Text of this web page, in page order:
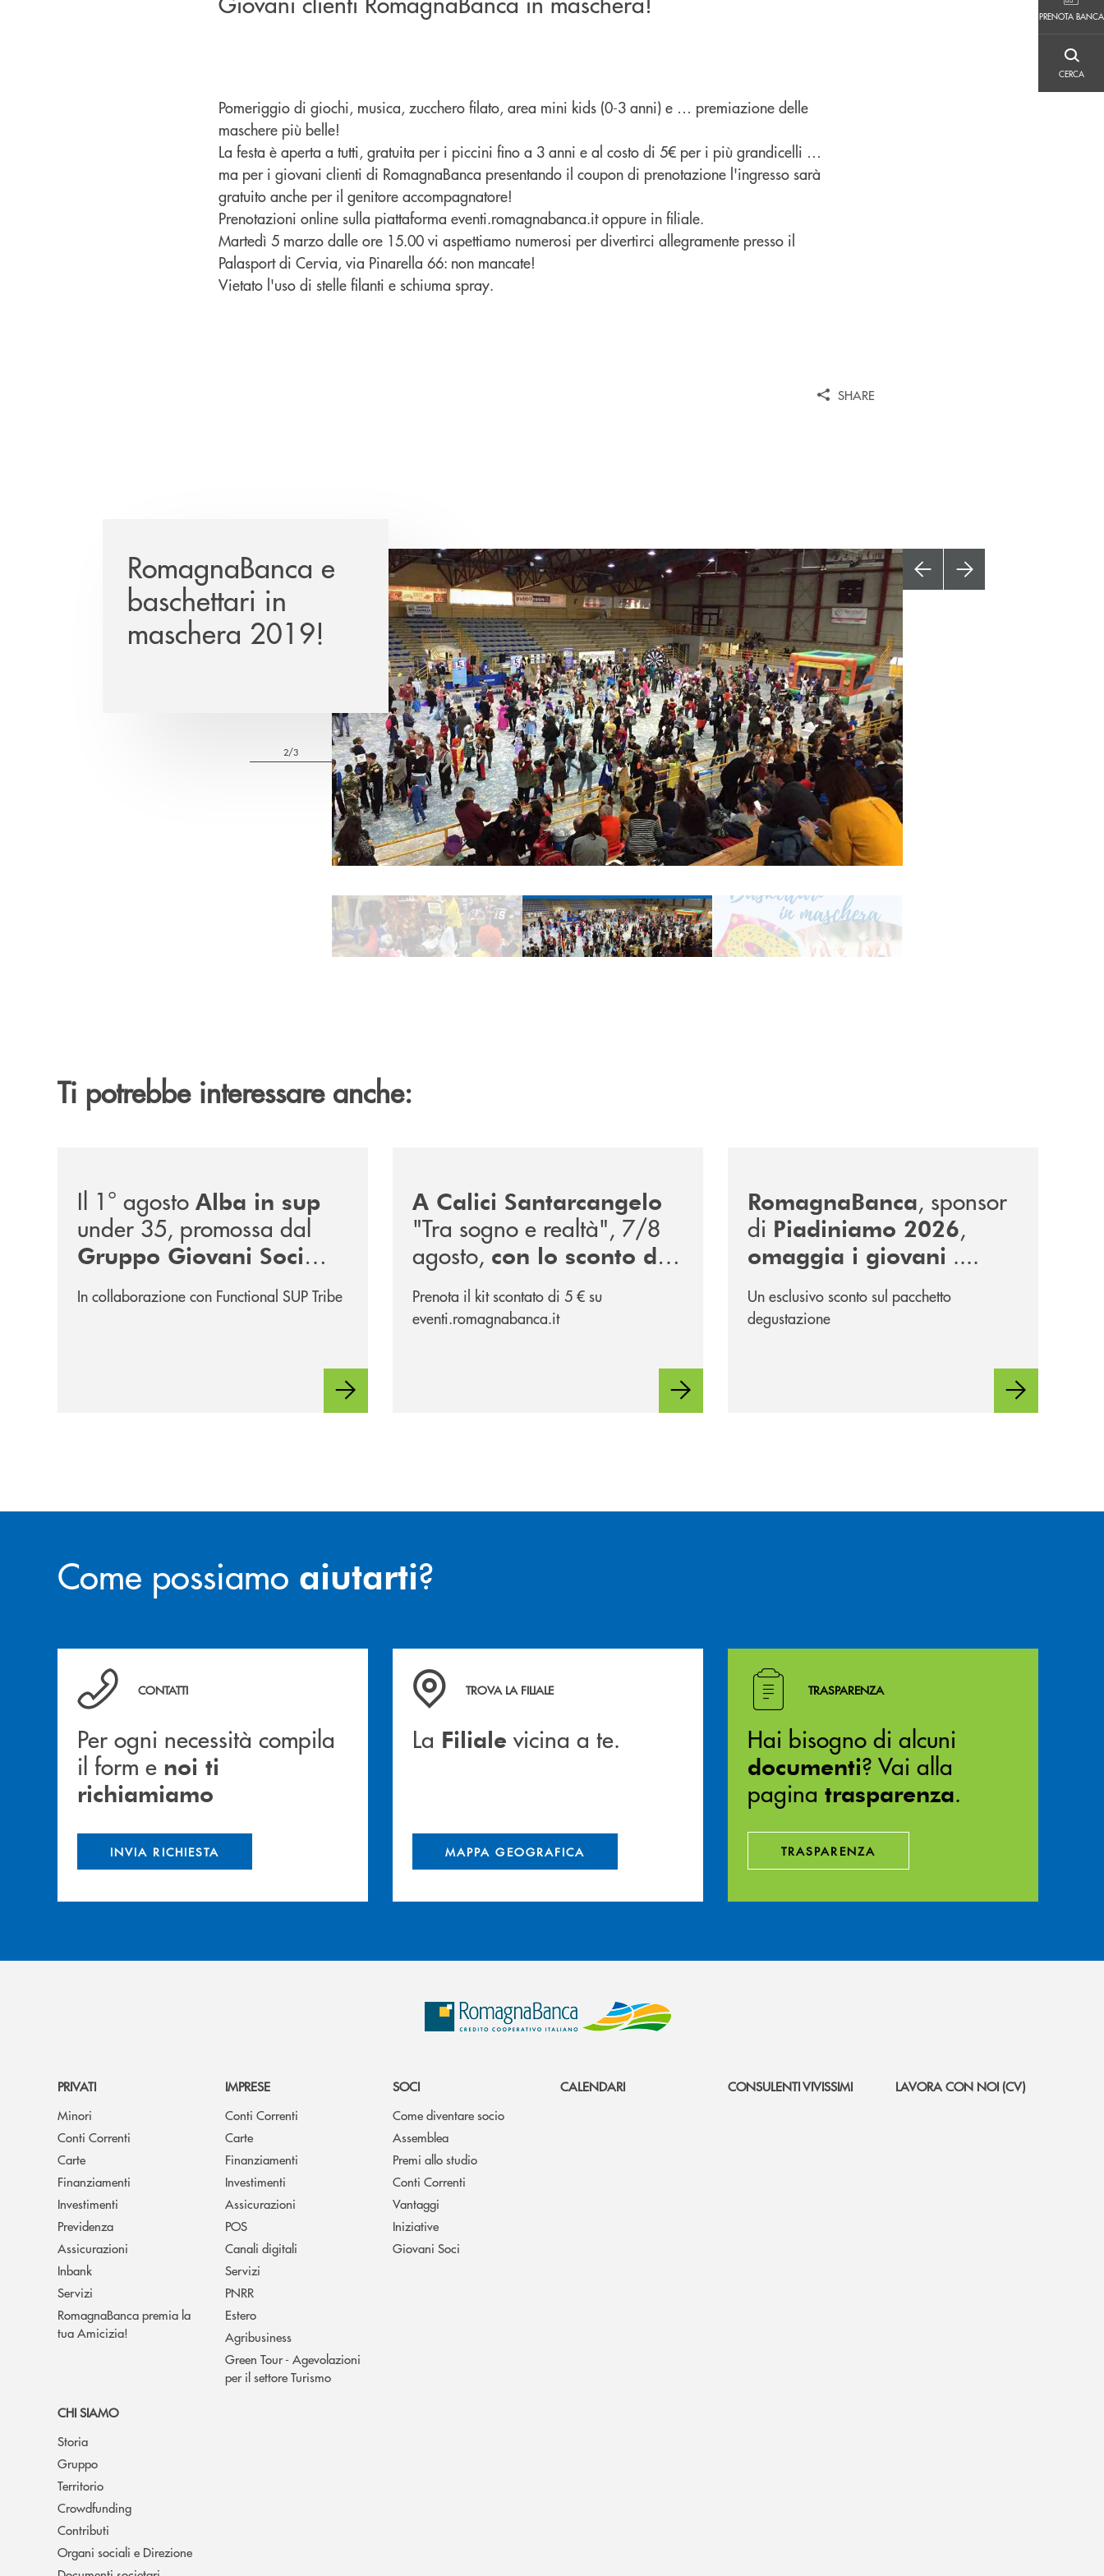
PRENOTA BANCA
CERCA
Pomeriggio di giochi, musica, zucchero filato, area mini kids (0-3 anni) e … premiazione delle
maschere più belle!
La festa è aperta a tutti, gratuita per i piccini fino a 3 anni e al costo di 5€ per i più grandicelli …
ma per i giovani clienti di RomagnaBanca presentando il coupon di prenotazione l'ingresso sarà
gratuito anche per il genitore accompagnatore!
Prenotazioni online sulla piattaforma eventi.romagnabanca.it oppure in filiale.
Martedì 5 marzo dalle ore 15.00 vi aspettiamo numerosi per divertirci allegramente presso il
Palasport di Cervia, via Pinarella 66: non mancate!
Vietato l'uso di stelle filanti e schiuma spray.
SHARE
RomagnaBanca e
baschettari in
maschera 2019!
2/3
Ti potrebbe interessare anche:
Il 1° agosto Alba in sup
under 35, promossa dal
Gruppo Giovani Soci
RomagnaBanca
In collaborazione con Functional SUP Tribe
A Calici Santarcangelo
"Tra sogno e realtà", 7/8
agosto,con lo sconto di
RomagnaBanca
dell'evento
Prenota il kit scontato di 5 € su
eventi.romagnabanca.it
RomagnaBanca, sponsor
di Piadiniamo 2026,
omaggia i giovani ....
Un esclusivo sconto sul pacchetto
degustazione
Come possiamo aiutarti?
Per ogni necessità compila il form e noi ti richiamiamo
CONTATTI
Per ogni necessità compila
il form e noi ti
richiamiamo
INVIA RICHIESTA
La&nbsp; Filiale &nbsp;vicina a te. &nbsp;
TROVA LA FILIALE
La Filiale vicina a te.
MAPPA GEOGRAFICA
Hai bisogno di alcuni documenti ? Vai alla pagina
TRASPARENZA
Hai bisogno di alcuni
documenti? Vai alla
pagina trasparenza.
TRASPARENZA
PRIVATI
Minori
Conti Correnti
Carte
Finanziamenti
Investimenti
Previdenza
Assicurazioni
Inbank
Servizi
RomagnaBanca premia la
tua Amicizia!
IMPRESE
Conti Correnti
Carte
Finanziamenti
Investimenti
Assicurazioni
POS
Canali digitali
Servizi
PNRR
Estero
Agribusiness
Green Tour - Agevolazioni
per il settore Turismo
SOCI
Come diventare socio
Assemblea
Premi allo studio
Conti Correnti
Vantaggi
Iniziative
Giovani Soci
CALENDARI CONSULENTI VIVISSIMI LAVORA CON NOI (CV)
CHI SIAMO
Storia
Gruppo
Territorio
Crowdfunding
Contributi
Organi sociali e Direzione